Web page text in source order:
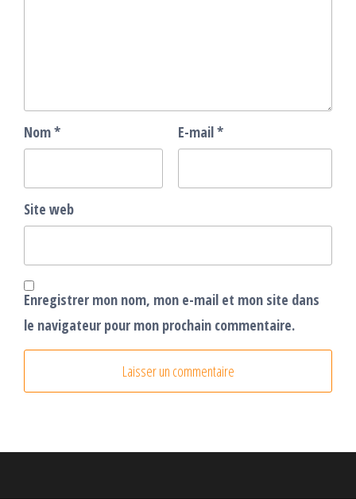
Nom* E-mail*
Site web
Enregistrer mon nom, mon e-mail et mon site dans
le navigateur pour mon prochain commentaire.